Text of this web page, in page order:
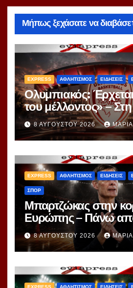
Μήπως ξεχάσατε να
EXPRESS ΑΘΛΗΤΙΣΜΟΣ ΕΙΔΗΣΕΙΣ
Ολυμπιακός:
του μέλλοντος» –
αποκαλύπτεται το
project 40ετίας
8 ΑΥΓΟΎΣΤΟΥ 2026
EXPRESS ΑΘΛΗΤΙΣΜΟΣ ΕΙΔΗΣΕΙΣ
ΣΠΟΡ
Μπαρτζώκας στην
Ευρώπης – Πάνω
Γιασικεβίτσιους και
Ομπράντοβιτς στο
ranking!
8 ΑΥΓΟΎΣΤΟΥ 2026
EXPRESS ΑΘΛΗΤΙΣΜΟΣ ΕΙΔΗΣΕΙΣ